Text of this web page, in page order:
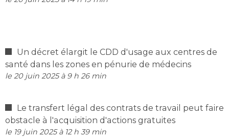
Un décret élargit le CDD d'usage aux centres de
santé dans les zones en pénurie de médecins
le 20 juin 2025 à 9 h 26 min
Le transfert légal des contrats de travail peut faire
obstacle à l'acquisition d'actions gratuites
le 19 juin 2025 à 12 h 39 min